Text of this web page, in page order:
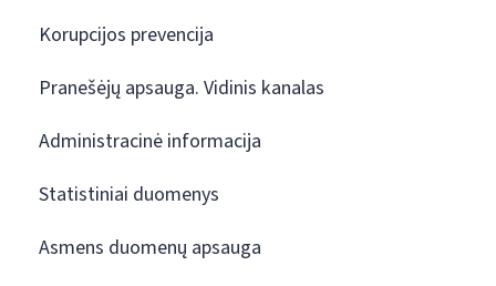
Korupcijos prevencija
Pranešėjų apsauga. Vidinis kanalas
Administracinė informacija
Statistiniai duomenys
Asmens duomenų apsauga